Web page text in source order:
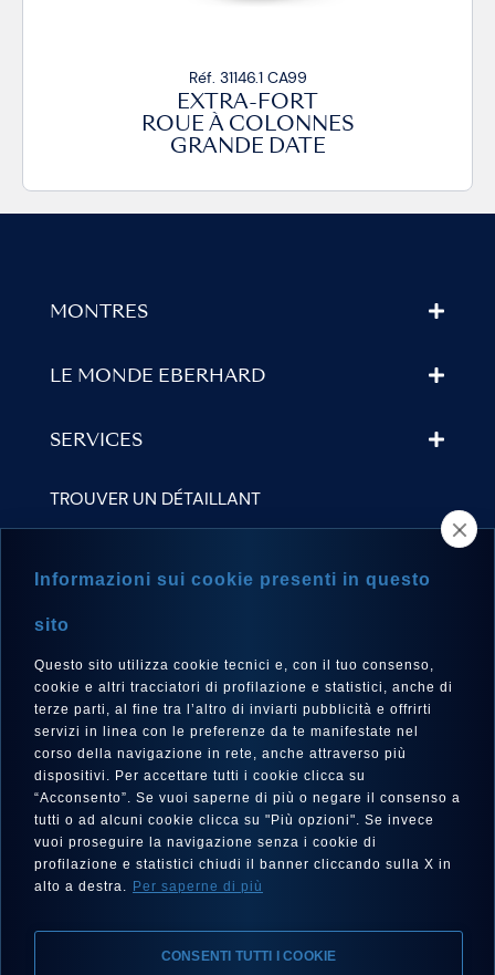
Réf. 31146.1 CA99
EXTRA-FORT
ROUE À COLONNES
GRANDE DATE
MONTRES
LE MONDE EBERHARD
SERVICES
TROUVER UN DÉTAILLANT
Français
SUIVEZ-NOUS SUR
Informazioni sui cookie presenti in questo
sito
Questo sito utilizza cookie tecnici e, con il tuo consenso,
cookie e altri tracciatori di profilazione e statistici, anche di
terze parti, al fine tra l’altro di inviarti pubblicità e offrirti
servizi in linea con le preferenze da te manifestate nel
corso della navigazione in rete, anche attraverso più
dispositivi. Per accettare tutti i cookie clicca su
“Acconsento”. Se vuoi saperne di più o negare il consenso a
tutti o ad alcuni cookie clicca su "Più opzioni". Se invece
vuoi proseguire la navigazione senza i cookie di
profilazione e statistici chiudi il banner cliccando sulla X in
alto a destra. Per saperne di più
CONSENTI TUTTI I COOKIE